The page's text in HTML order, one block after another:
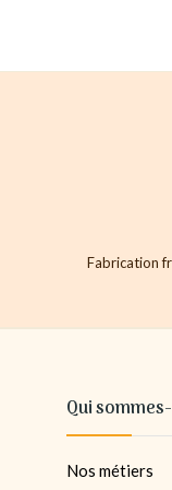
Fabrication
Qui
Nos métiers